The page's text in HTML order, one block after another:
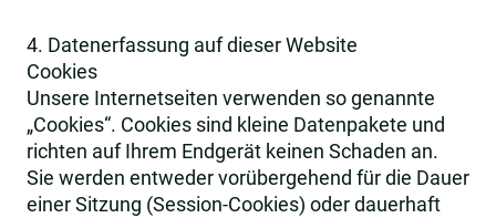
4. Datenerfassung auf dieser Website
Cookies
Unsere Internetseiten verwenden so genannte
„Cookies“. Cookies sind kleine Datenpakete und
richten auf Ihrem Endgerät keinen Schaden an.
Sie werden entweder vorübergehend für die Dauer
einer Sitzung (Session-Cookies) oder dauerhaft